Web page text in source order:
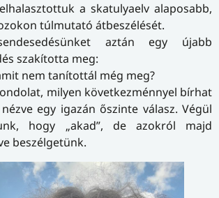
a skatulyaelv alaposabb,
túlmutató átbeszélését.
aztán egy újabb
szakította meg:
nem tanítottál még meg?
milyen következménnyel bírhat
egy igazán őszinte válasz. Végül
hogy „akad”, de azokról majd
beszélgetünk.